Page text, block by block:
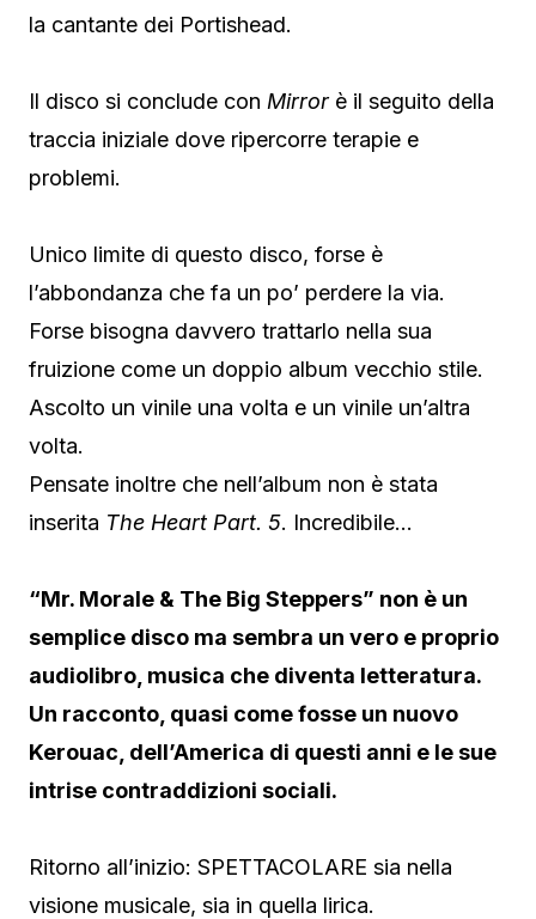
la cantante dei Portishead.
Il disco si conclude con Mirrorè il seguito della
traccia iniziale dove ripercorre terapie e
problemi.
Unico limite di questo disco, forse è
l’abbondanza che fa un po’ perdere la via.
Forse bisogna davvero trattarlo nella sua
fruizione come un doppio album vecchio stile.
Ascolto un vinile una volta e un vinile un’altra
volta.
Pensate inoltre che nell’album non è stata
inserita The Heart Part. 5. Incredibile…
“Mr. Morale & The Big Steppers” non è un
semplice disco ma sembra un vero e proprio
audiolibro, musica che diventa letteratura.
Un racconto, quasi come fosse un nuovo
Kerouac, dell’America di questi anni e le sue
intrise contraddizioni sociali.
Ritorno all’inizio: SPETTACOLARE sia nella
visione musicale, sia in quella lirica.